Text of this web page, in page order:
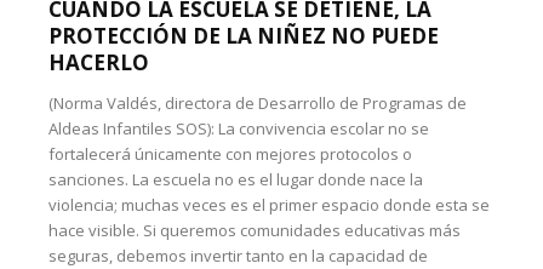
CUANDO LA ESCUELA SE DETIENE, LA
PROTECCIÓN DE LA NIÑEZ NO PUEDE
HACERLO
(Norma Valdés, directora de Desarrollo de Programas de
Aldeas Infantiles SOS): La convivencia escolar no se
fortalecerá únicamente con mejores protocolos o
sanciones. La escuela no es el lugar donde nace la
violencia; muchas veces es el primer espacio donde esta se
hace visible. Si queremos comunidades educativas más
seguras, debemos invertir tanto en la capacidad de